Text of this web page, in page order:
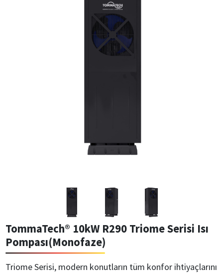
TommaTech® 10kW R290 Triome Serisi Isı
Pompası(Monofaze)
Triome Serisi, modern konutların tüm konfor ihtiyaçlarını